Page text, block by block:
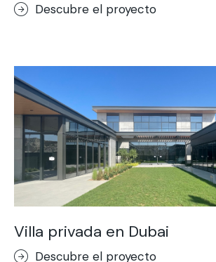
Descubre el proyecto
Villa privada en Dubai
Descubre el proyecto